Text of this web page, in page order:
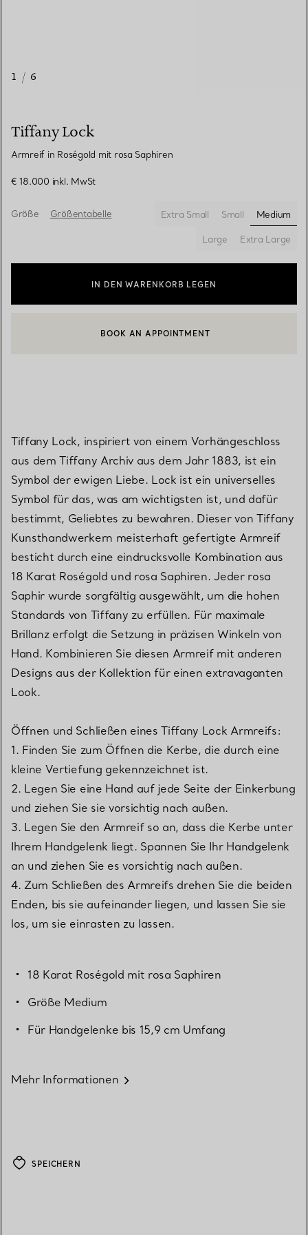
1 / 6
Tiffany Lock
Armreif in Roségold mit rosa Saphiren
€ 18.000 inkl. MwSt
Größe Größentabelle Extra Small Small
Medium
Large
Extra Large
IN DEN WARENKORB LEGEN
EINEN KUNDENBERATER KONTAKTIEREN ODER EINEN
BOOK AN APPOINTMENT
Tiffany Lock, inspiriert von einem Vorhängeschloss
aus dem Tiffany Archiv aus dem Jahr 1883, ist ein
Symbol der ewigen Liebe. Lock ist ein universelles
Symbol für das, was am wichtigsten ist, und dafür
bestimmt, Geliebtes zu bewahren. Dieser von Tiffany
Kunsthandwerkern meisterhaft gefertigte Armreif
besticht durch eine eindrucksvolle Kombination aus
18 Karat Roségold und rosa Saphiren. Jeder rosa
Saphir wurde sorgfältig ausgewählt, um die hohen
Standards von Tiffany zu erfüllen. Für maximale
Brillanz erfolgt die Setzung in präzisen Winkeln von
Hand. Kombinieren Sie diesen Armreif mit anderen
Designs aus der Kollektion für einen extravaganten
Look.
Öffnen und Schließen eines Tiffany Lock Armreifs:
1. Finden Sie zum Öffnen die Kerbe, die durch eine
kleine Vertiefung gekennzeichnet ist.
2. Legen Sie eine Hand auf jede Seite der Einkerbung
und ziehen Sie sie vorsichtig nach außen.
3. Legen Sie den Armreif so an, dass die Kerbe unter
Ihrem Handgelenk liegt. Spannen Sie Ihr Handgelenk
an und ziehen Sie es vorsichtig nach außen.
4. Zum Schließen des Armreifs drehen Sie die beiden
Enden, bis sie aufeinander liegen, und lassen Sie sie
los, um sie einrasten zu lassen.
18 Karat Roségold mit rosa Saphiren
Größe Medium
Für Handgelenke bis 15,9 cm Umfang
Mehr Informationen
SPEICHERN